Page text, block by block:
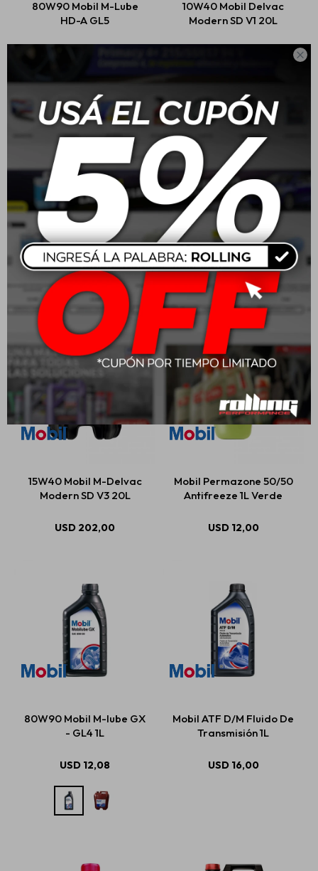

80W90 Mobil M-Lube
HD-A GL5
10W40 Mobil Delvac
Modern SD V1 20L
Mobil Liquido De Freno
Moto Brake Fluid 200cc
$302
20W50 Mobil Super 4L
USD 54,00
15W40 Mobil M-Delvac
Modern SD V3 20L
USD 202,00
Mobil Permazone 50/50
Antifreeze 1L Verde
USD 12,00
80W90 Mobil M-lube GX
- GL4 1L
USD 12,08
Mobil ATF D/M Fluido De
Transmisión 1L
USD 16,00